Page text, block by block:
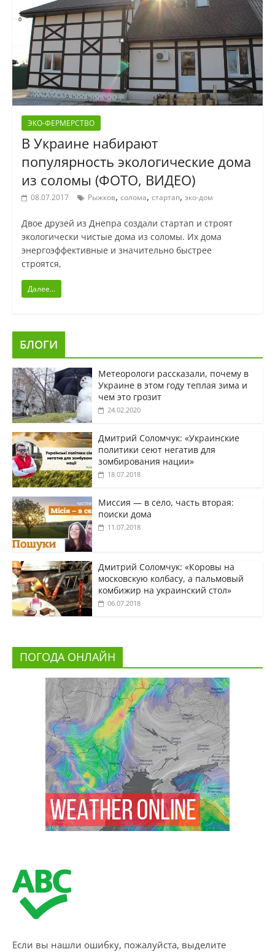
ЭКО-ФЕРМЕРСТВО
В Украине набирают
популярность экологические дома
из соломы (ФОТО, ВИДЕО)
08.07.2017 Рыжков, солома, стартап, эко-дом
Двое друзей из Днепра создали стартап и строят
экологически чистые дома из соломы. Их дома
энергоэффективные и значительно быстрее
строятся,
Далее...
БЛОГИ
Метеорологи рассказали, почему в
Украине в этом году теплая зима и
чем это грозит
24.02.2020
Дмитрий Соломчук: «Украинские
политики сеют негатив для
зомбирования нации»
18.07.2018
Миссия — в село, часть вторая:
поиски дома
11.07.2018
Дмитрий Соломчук: «Коровы на
московскую колбасу, а пальмовый
комбижир на украинский стол»
06.07.2018
ПОГОДА ОНЛАЙН
Если вы нашли ошибку, пожалуйста, выделите